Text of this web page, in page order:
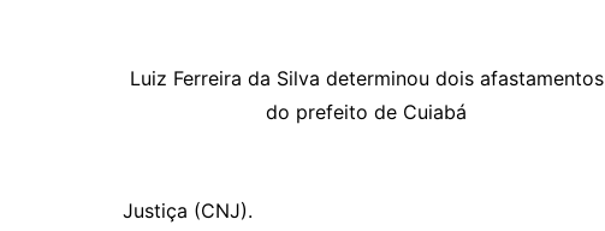
y
k
s
p
gr
a
e
dI
l
gl s
Luiz Ferreira da Silva determinou dois afastamentos
do prefeito de Cuiabá
Justiça (CNJ).